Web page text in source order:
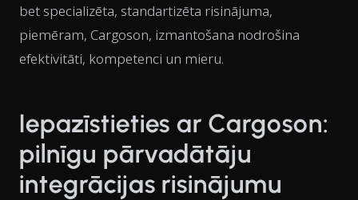
bet specializēta, standartizēta risinājuma,
piemēram, Cargoson, izmantošana nodrošina
efektivitāti, kompetenci un mieru.
Iepazīstieties ar Cargoson:
pilnīgu pārvadātāju
integrācijas risinājumu